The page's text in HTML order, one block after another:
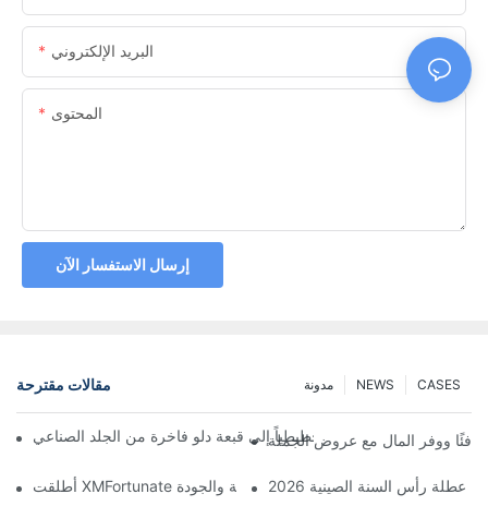
البريد الإلكتروني
المحتوى
إرسال الاستفسار الآن
مقالات مقترحة CASES
NEWS مدونة
مصمم بريطاني رسماً تخطيطياً إلى قبعة دلو فاخرة من الجلد الصناعي
دافئًا ووفر المال مع عروض الجملة
عطلة رأس السنة الصينية 2026